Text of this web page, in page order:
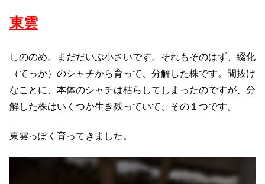
東雲
しののめ。まだだいぶ小さいです。それもそのはず、綴化
（てっか）のシャチから育って、分解した株です。間抜け
なことに、本体のシャチは枯らしてしまったのですが、分
解した株はいくつか生き残っていて、その１つです。
東雲っぽく育ってきました。